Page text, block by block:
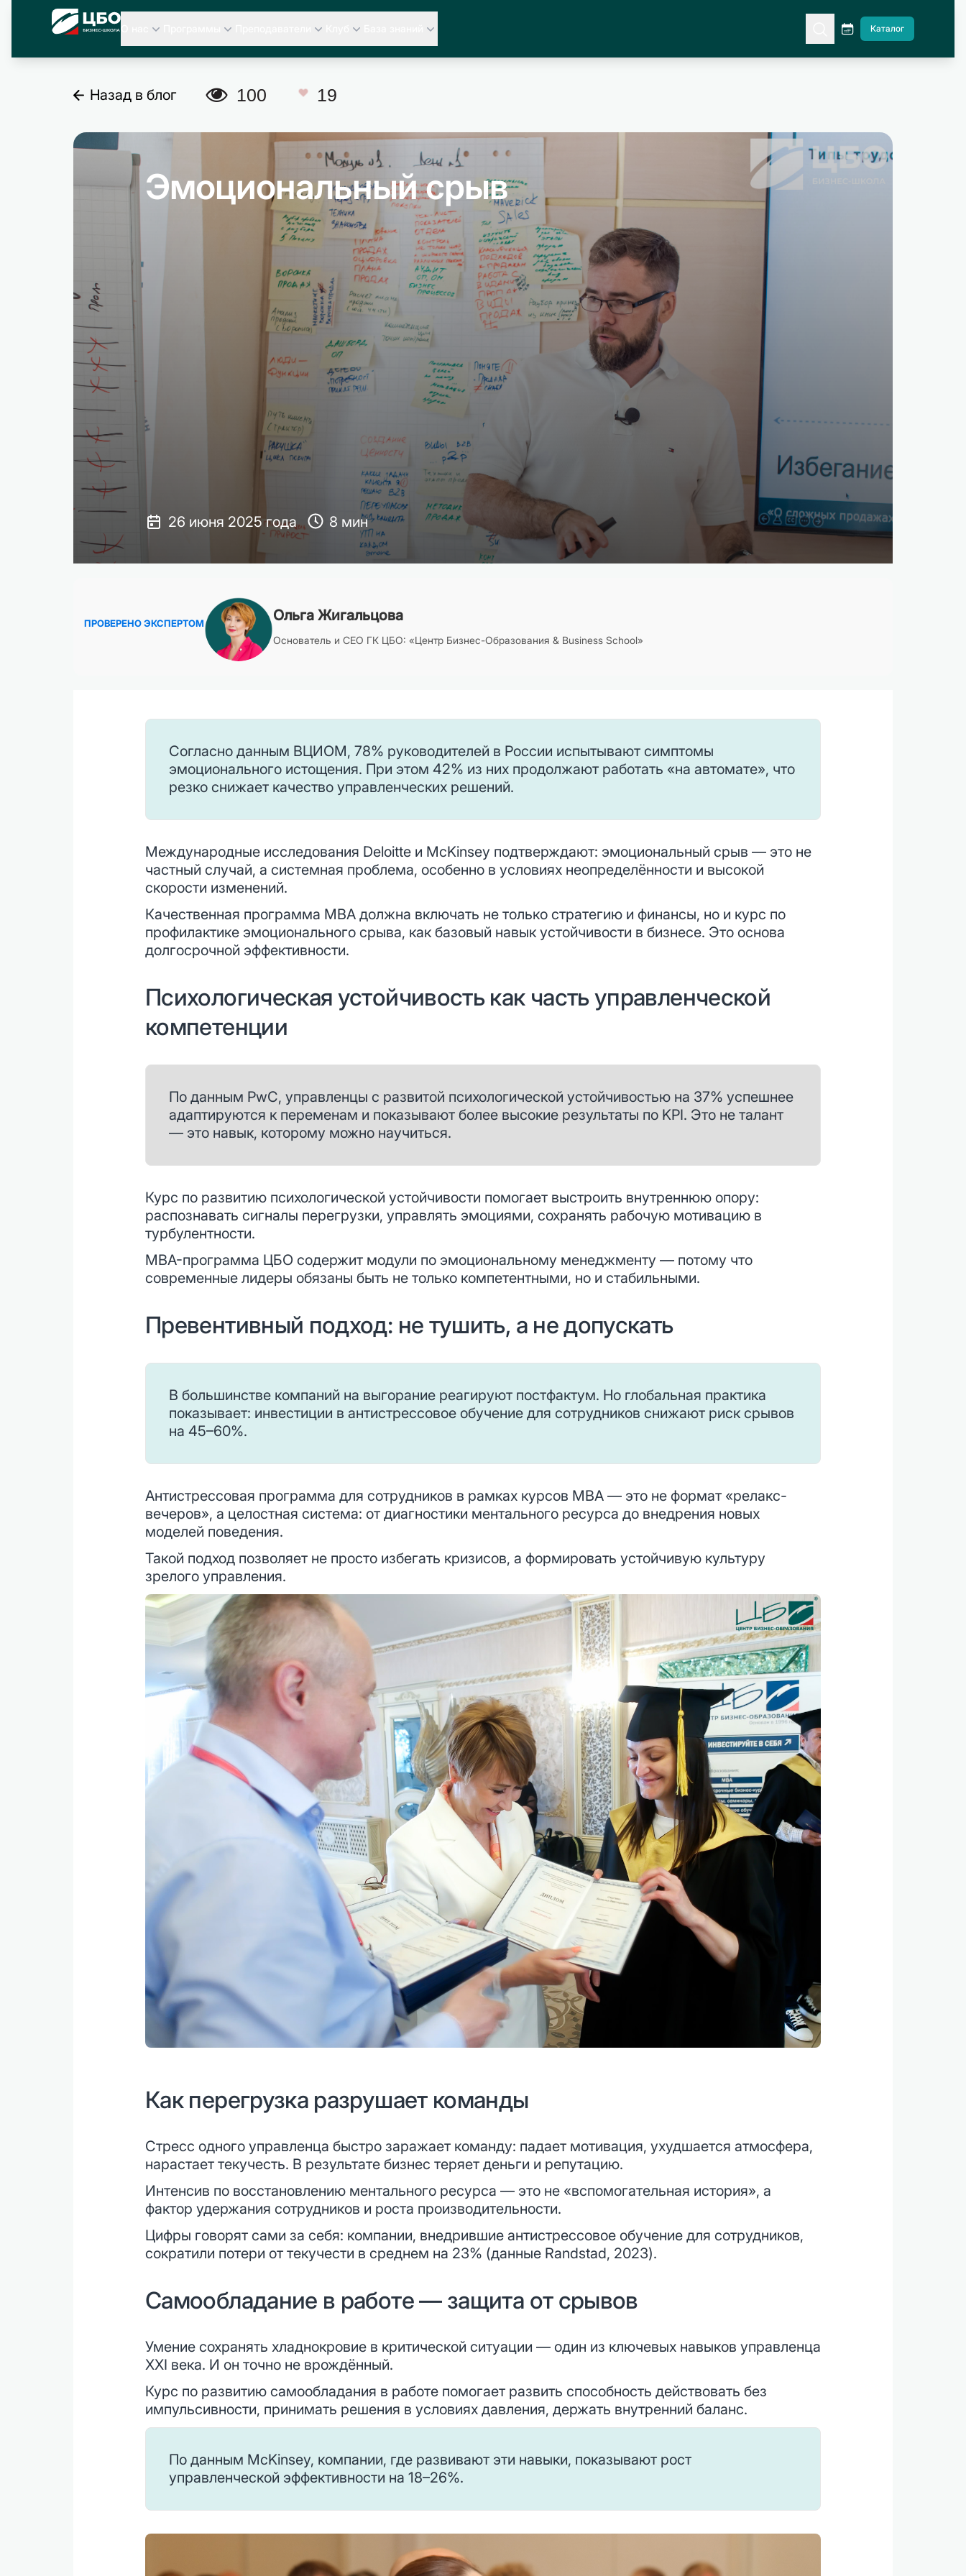
CBO
Каталог
Назад в блог A 100 C 19
Эмоциональный срыв
26 июня 2025 года 8 мин
ПРОВЕРЕНО ЭКСПЕРТОМ Ольга Жигальцова
Основатель и CEO ГК ЦБО: «Центр Бизнес-Образования & Business School»
Согласно данным ВЦИОМ, 78% руководителей в России испытывают симптомы
эмоционального истощения. При этом 42% из них продолжают работать «на автомате», что
резко снижает качество управленческих решений.
Международные исследования Deloitte и McKinsey подтверждают: эмоциональный срыв — это не
частный случай, а системная проблема, особенно в условиях неопределённости и высокой
скорости изменений.
Качественная программа MBA должна включать не только стратегию и финансы, но и курс по
профилактике эмоционального срыва, как базовый навык устойчивости в бизнесе. Это основа
долгосрочной эффективности.
Психологическая устойчивость как часть управленческой
компетенции
По данным PwC, управленцы с развитой психологической устойчивостью на 37% успешнее
адаптируются к переменам и показывают более высокие результаты по KPI. Это не талант
— это навык, которому можно научиться.
Курс по развитию психологической устойчивости помогает выстроить внутреннюю опору:
распознавать сигналы перегрузки, управлять эмоциями, сохранять рабочую мотивацию в
турбулентности.
MBA-программа ЦБО содержит модули по эмоциональному менеджменту — потому что
современные лидеры обязаны быть не только компетентными, но и стабильными.
Превентивный подход: не тушить, а не допускать
В большинстве компаний на выгорание реагируют постфактум. Но глобальная практика
показывает: инвестиции в антистрессовое обучение для сотрудников снижают риск срывов
на 45–60%.
Антистрессовая программа для сотрудников в рамках курсов MBA — это не формат «релакс-
вечеров», а целостная система: от диагностики ментального ресурса до внедрения новых
моделей поведения.
Такой подход позволяет не просто избегать кризисов, а формировать устойчивую культуру
зрелого управления.
Как перегрузка разрушает команды
Стресс одного управленца быстро заражает команду: падает мотивация, ухудшается атмосфера,
нарастает текучесть. В результате бизнес теряет деньги и репутацию.
Интенсив по восстановлению ментального ресурса — это не «вспомогательная история», а
фактор удержания сотрудников и роста производительности.
Цифры говорят сами за себя: компании, внедрившие антистрессовое обучение для сотрудников,
сократили потери от текучести в среднем на 23% (данные Randstad, 2023).
Самообладание в работе — защита от срывов
Умение сохранять хладнокровие в критической ситуации — один из ключевых навыков управленца
XXI века. И он точно не врождённый.
Курс по развитию самообладания в работе помогает развить способность действовать без
импульсивности, принимать решения в условиях давления, держать внутренний баланс.
По данным McKinsey, компании, где развивают эти навыки, показывают рост
управленческой эффективности на 18–26%.